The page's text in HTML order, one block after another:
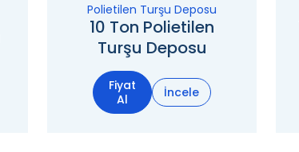
Polietilen Turşu Deposu
10 Ton Polietilen
Turşu Deposu
Fiyat
Al
İncele